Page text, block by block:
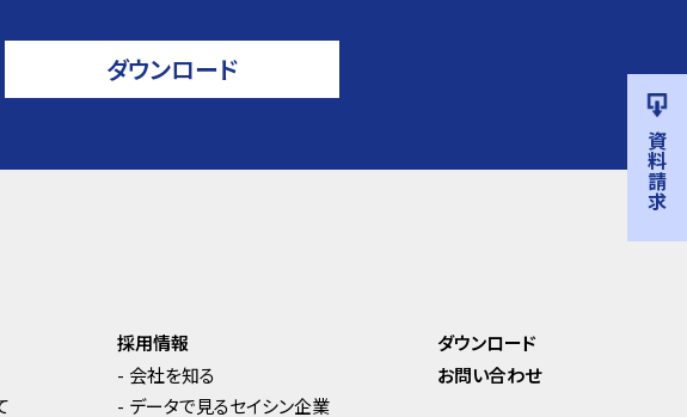
ダウンロード
採用情報
会社を知る
データで見るセイシン企業
ダウンロード
お問い合わせ
資料請求